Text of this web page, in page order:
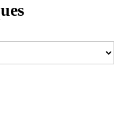
avec cet
dans le Vieux-Lille !